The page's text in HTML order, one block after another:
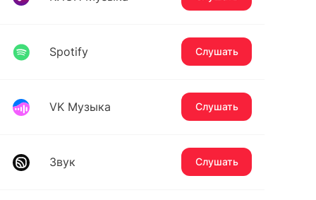
Spotify Слушать
VK Музыка Слушать
Звук Слушать